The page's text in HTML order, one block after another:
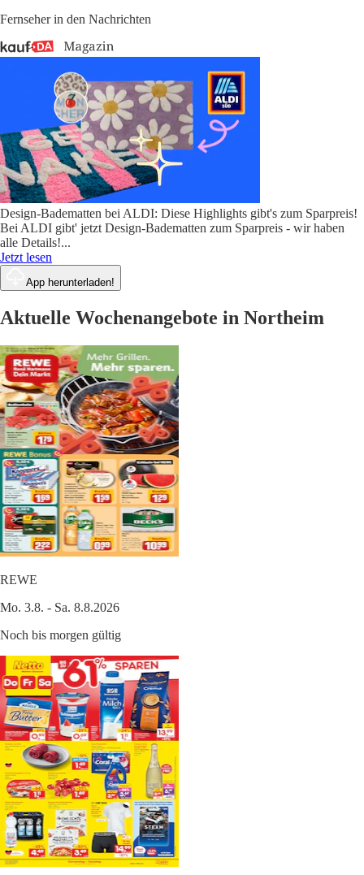
Fernseher in den Nachrichten
Design-Badematten bei ALDI: Diese Highlights gibt's zum Sparpreis!
Bei ALDI gibt' jetzt Design-Badematten zum Sparpreis - wir haben
alle Details!...
Jetzt lesen
App herunterladen!
Aktuelle Wochenangebote in Northeim
REWE
Mo. 3.8. - Sa. 8.8.2026
Noch bis morgen gültig